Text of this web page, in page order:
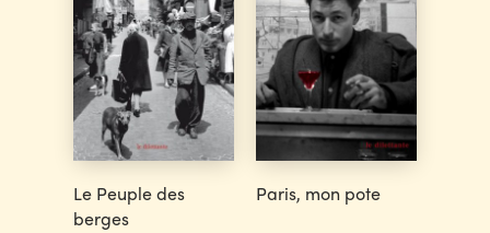
Le Peuple des
berges
Paris, mon pote